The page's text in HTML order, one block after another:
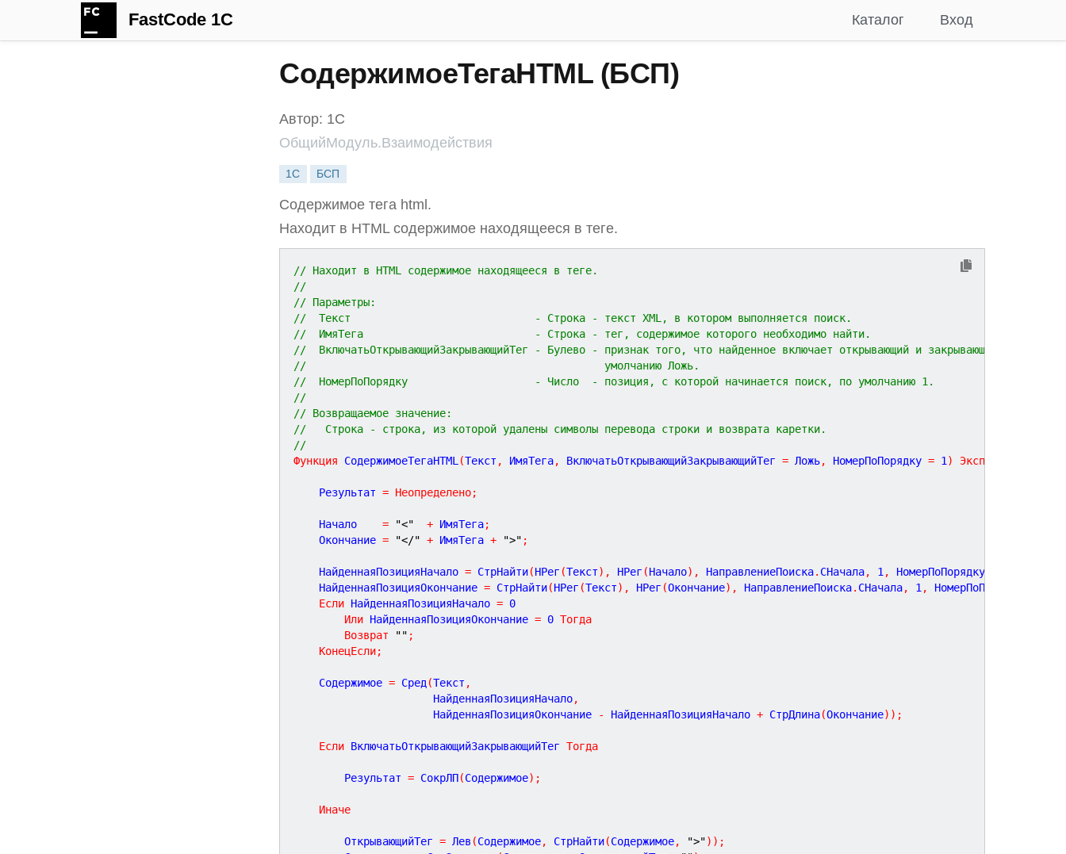
FastCode 1C Вход
Каталог
СодержимоеТегаHTML (БСП)
Автор: 1С
ОбщийМодуль.Взаимодействия
1С БСП
Содержимое тега html.
Находит в HTML содержимое находящееся в теге.
// Находит в HTML содержимое находящееся в теге.
//
// Параметры:
//  Текст                             - Строка - текст XML, в котором выполняется поиск.
//  ИмяТега                           - Строка - тег, содержимое которого необходимо найти.
//  ВключатьОткрывающийЗакрывающийТег - Булево - признак того, что найденное включает открывающий и закрывающий тег, по
//                                               умолчанию Ложь.
//  НомерПоПорядку                    - Число  - позиция, с которой начинается поиск, по умолчанию 1.
//
// Возвращаемое значение:
//   Строка - строка, из которой удалены символы перевода строки и возврата каретки.
//
Функция
СодержимоеТегаHTML (Текст , ИмяТега, ВключатьОткрывающийЗакрывающийТег = Ложь, НомерПоПорядку = 1 ) Экспорт
	Результат
= Неопределено;
	Начало
= "<" + ИмяТега;
	Окончание
= "</" + ИмяТега + ">" ;
	НайденнаяПозицияНачало
= СтрНайти(НРег (Текст) , НРег (Начало) , НаправлениеПоиска. СНачала, 1 , НомерПоПорядку
	НайденнаяПозицияОкончание
= СтрНайти(НРег (Текст) , НРег (Окончание) , НаправлениеПоиска. СНачала, 1 , НомерПоПорядку
Если НайденнаяПозицияНачало = 0
Или НайденнаяПозицияОкончание = 0 Тогда
Возврат
"" ;
КонецЕсли;
	Содержимое
= Сред (Текст ,
	                  НайденнаяПозицияНачало
,
	                  НайденнаяПозицияОкончание
- НайденнаяПозицияНачало + СтрДлина(Окончание) ) ;
Если ВключатьОткрывающийЗакрывающийТег Тогда
		Результат
= СокрЛП(Содержимое) ;
Иначе
		ОткрывающийТег
= Лев (Содержимое, СтрНайти(Содержимое, ">") ) ;